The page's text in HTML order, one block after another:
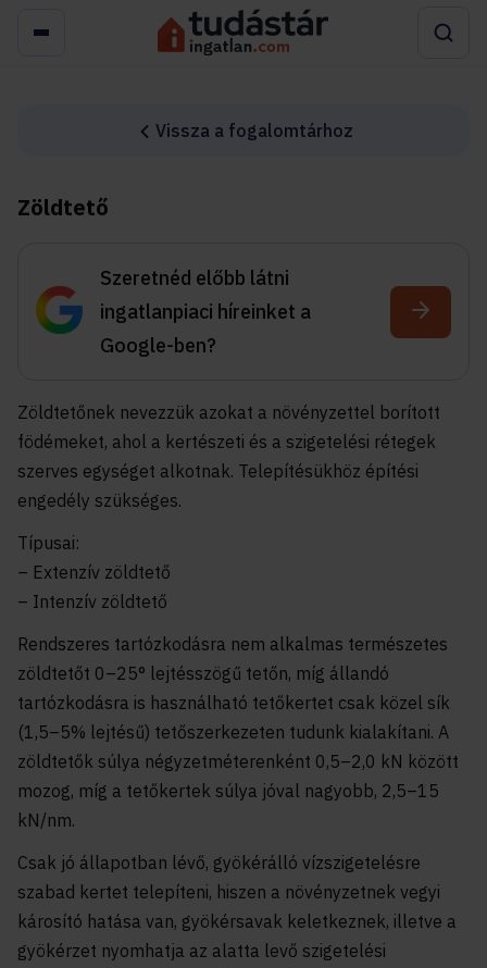
Vissza a fogalomtárhoz
Zöldtető
Szeretnéd előbb látni
ingatlanpiaci híreinket a
Google-ben?
Zöldtetőnek nevezzük azokat a növényzettel borított
födémeket, ahol a kertészeti és a szigetelési rétegek
szerves egységet alkotnak. Telepítésükhöz építési
engedély szükséges.
Típusai:
– Extenzív zöldtető
– Intenzív zöldtető
Rendszeres tartózkodásra nem alkalmas természetes
zöldtetőt 0–25° lejtésszögű tetőn, míg állandó
tartózkodásra is használható tetőkertet csak közel sík
(1,5–5% lejtésű) tetőszerkezeten tudunk kialakítani. A
zöldtetők súlya négyzetméterenként 0,5–2,0 kN között
mozog, míg a tetőkertek súlya jóval nagyobb, 2,5–15
kN/nm.
Csak jó állapotban lévő, gyökérálló vízszigetelésre
szabad kertet telepíteni, hiszen a növényzetnek vegyi
károsító hatása van, gyökérsavak keletkeznek, illetve a
gyökérzet nyomhatja az alatta levő szigetelési